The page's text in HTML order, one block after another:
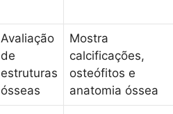
Avaliação
de
estruturas
ósseas
Mostra
calcificações,
osteófitos e
anatomia óssea